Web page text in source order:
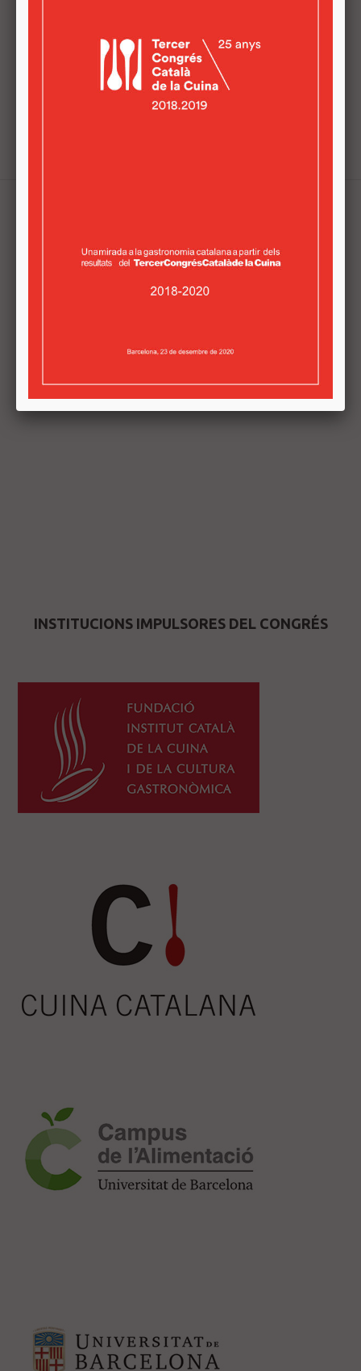
En una de les sessions, comerços i restaurants del
territori van poder "establir contactes i promoure
acords comercials per a crear sinergies" Empresaris i
emprenedors del sector agroalimentari es reuneixen al
INSTITUCIONS IMPULSORES DEL CONGRÉS